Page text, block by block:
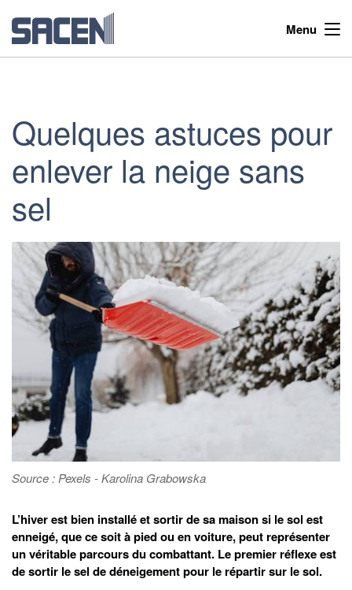
Menu
Quelques astuces pour
enlever la neige sans
sel
Source : Pexels - Karolina Grabowska
L’hiver est bien installé et sortir de sa maison si le sol est
enneigé, que ce soit à pied ou en voiture, peut représenter
un véritable parcours du combattant. Le premier réflexe est
de sortir le sel de déneigement pour le répartir sur le sol.